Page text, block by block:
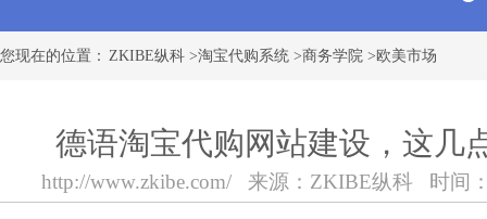
您现在的位置： ZKIBE纵科 >淘宝代购系统 >商务学院 > 欧美市场
德语淘宝代购网站建设，这几
http://www.zkibe.com/来源： ZKIBE纵科 时间